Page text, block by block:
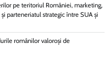
pe teritoriul României, marketing,
parteneriatul strategic între SUA și
românilor valoroși de